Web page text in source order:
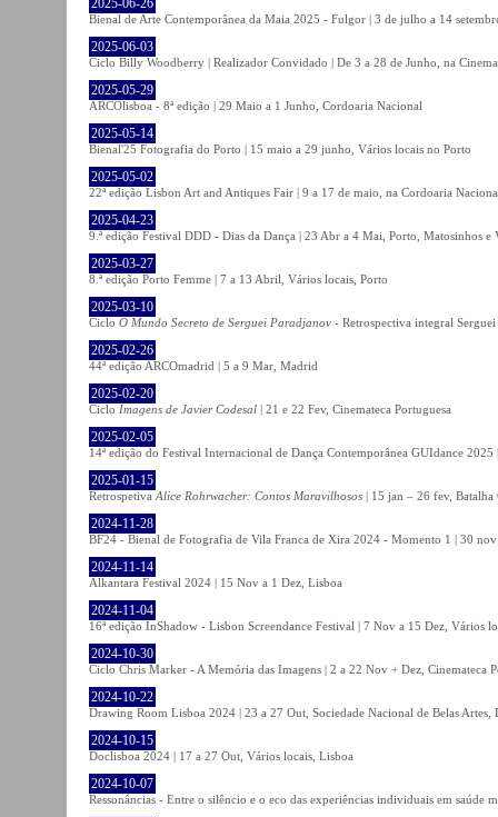
2025-06-26
Bienal de Arte Contemporânea da Maia 2025 - Fulgor | 3 de julho a 14
2025-06-03
Ciclo Billy Woodberry | Realizador Convidado | De 3 a 28 de Junho, na
2025-05-29
ARCOlisboa - 8ª edição | 29 Maio a 1 Junho, Cordoaria Nacional
2025-05-14
Bienal'25 Fotografia do Porto | 15 maio a 29 junho, Vários locais no Porto
2025-05-02
22ª edição Lisbon Art and Antiques Fair | 9 a 17 de maio, na Cordoaria
2025-04-23
9.ª edição Festival DDD - Dias da Dança | 23 Abr a 4 Mai, Porto, Matosinhos e
2025-03-27
8.ª edição Porto Femme | 7 a 13 Abril, Vários locais, Porto
2025-03-10
Ciclo O Mundo Secreto de Serguei Paradjanov - Retrospectiva integral
2025-02-26
44ª edição ARCOmadrid | 5 a 9 Mar, Madrid
2025-02-20
Ciclo Imagens de Javier Codesal | 21 e 22 Fev, Cinemateca Portuguesa
2025-02-05
14ª edição do Festival Internacional de Dança Contemporânea GUIdance 2025
2025-01-15
Retrospetiva Alice Rohrwacher: Contos Maravilhosos | 15 jan – 26 fev, Batalha
2024-11-28
BF24 - Bienal de Fotografia de Vila Franca de Xira 2024 - Momento 1 | 30
2024-11-14
Alkantara Festival 2024 | 15 Nov a 1 Dez, Lisboa
2024-11-04
16ª edição InShadow - Lisbon Screendance Festival | 7 Nov a 15 Dez, Vários
2024-10-30
Ciclo Chris Marker - A Memória das Imagens | 2 a 22 Nov + Dez, Cinemateca
2024-10-22
Drawing Room Lisboa 2024 | 23 a 27 Out, Sociedade Nacional de Belas Artes,
2024-10-15
Doclisboa 2024 | 17 a 27 Out, Vários locais, Lisboa
2024-10-07
Ressonâncias - Entre o silêncio e o eco das experiências individuais em